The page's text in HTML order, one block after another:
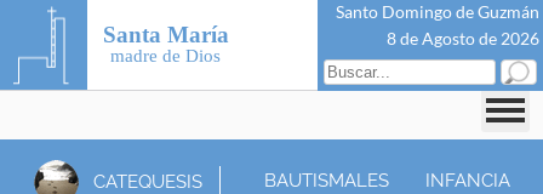
Santa María
madre de Dios
Santo Domingo de Guzmán
8 de Agosto de 2026
CATEQUESIS BAUTISMALES INFANCIA